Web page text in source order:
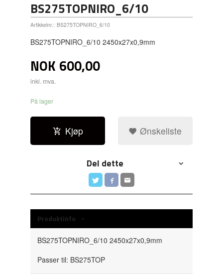
BS275TOPNIRO_6/10
Artikkelnr.: BS275TOPNIRO_6/10
BS275TOPNIRO_6/10 2450x27x0,9mm
NOK 600,00
inkl. mva.
På lager
Kjøp Ønskeliste
Del dette
Produktinfo
BS275TOPNIRO_6/10 2450x27x0,9mm
Passer til: BS275TOP